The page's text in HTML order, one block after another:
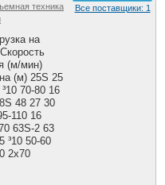
техника
на
(м/мин)
(м) 25S 25
70-80 16
48 27 30
110 16
63S-2 63
³10 50-60
2x70
Все поставщики: 1